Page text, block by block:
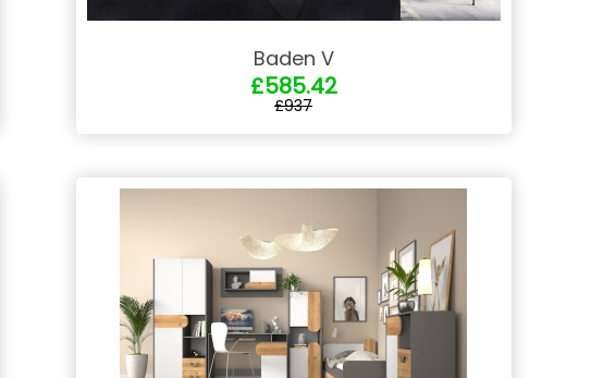
Baden V
£585.42
£937